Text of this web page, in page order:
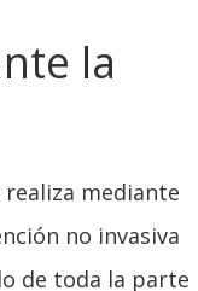
la
mediante
no invasiva
de toda la parte